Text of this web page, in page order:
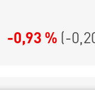
-0,93 % (-